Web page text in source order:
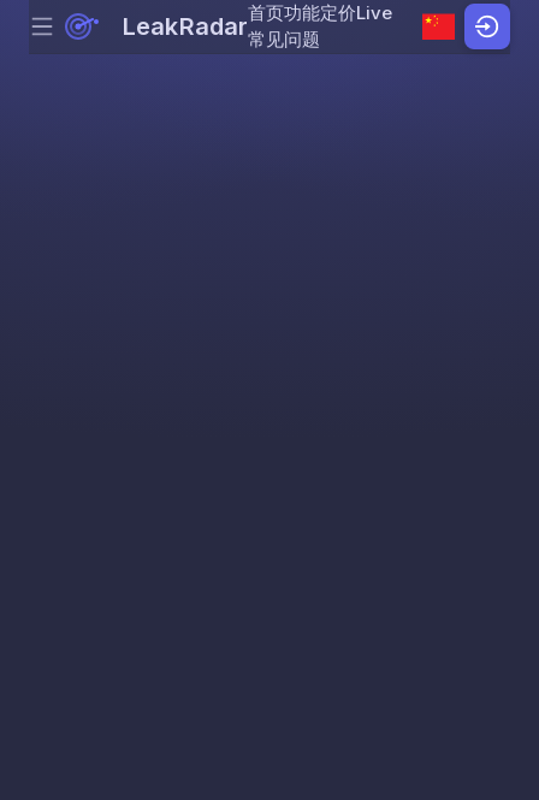
Skip to content
Menu LeakRadar首页功能定价Live
常见问题